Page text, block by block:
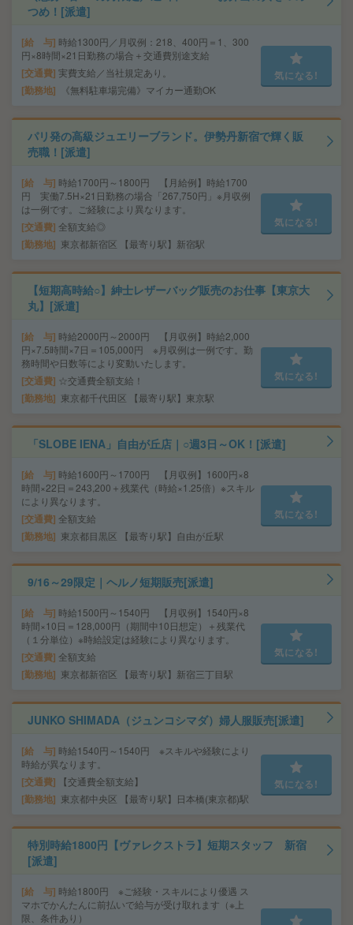
つめ！[派遣]
給 与 時給1300円／月収例：218、400円＝1、300
円×8時間×21日勤務の場合＋交通費別途支給
交通費 実費支給／当社規定あり。
勤務地 《無料駐車場完備》マイカー通勤OK
気になる!
パリ発の高級ジュエリーブランド。伊勢丹新宿で輝く販
売職！[派遣]
給 与 時給1700円～1800円 【月給例】時給1700
円 実働7.5H×21日勤務の場合「267,750円」※月収例
は一例です。ご経験により異なります。
交通費 全額支給◎
勤務地 東京都新宿区 【最寄り駅】新宿駅
気になる!
【短期高時給○】紳士レザーバッグ販売のお仕事【東京大
丸】[派遣]
給 与 時給2000円～2000円 【月収例】時給2,000
円×7.5時間×7日＝105,000円 ※月収例は一例です。勤
務時間や日数等により変動いたします。
交通費 ☆交通費全額支給！
勤務地 東京都千代田区 【最寄り駅】東京駅
気になる!
「SLOBE IENA」自由が丘店｜○週3日～OK！[派遣]
給 与 時給1600円～1700円 【月収例】1600円×8
時間×22日＝243,200＋残業代（時給×1.25倍）※スキル
により異なります。
交通費 全額支給
勤務地 東京都目黒区 【最寄り駅】自由が丘駅
気になる!
9/16～29限定｜ヘルノ短期販売[派遣]
給 与 時給1500円～1540円 【月収例】1540円×8
時間×10日＝128,000円（期間中10日想定）＋残業代
（１分単位）※時給設定は経験により異なります。
交通費 全額支給
勤務地 東京都新宿区 【最寄り駅】新宿三丁目駅
気になる!
JUNKO SHIMADA（ジュンコシマダ）婦人服販売[派遣]
給 与 時給1540円～1540円 ※スキルや経験により
時給が異なります。
交通費 【交通費全額支給】
勤務地 東京都中央区 【最寄り駅】日本橋(東京都)駅
気になる!
特別時給1800円【ヴァレクストラ】短期スタッフ 新宿
[派遣]
給 与 時給1800円 ※ご経験・スキルにより優遇 ス
マホでかんたんに前払いで給与が受け取れます（※上
限、条件あり）